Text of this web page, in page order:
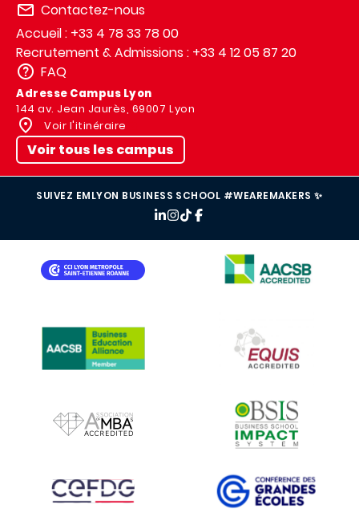
Contactez-nous
Accueil : +33 4 78 33 78 00
Recrutement & Admissions : +33 4 12 05 87 20
FAQ
Adresse Campus Lyon
144 av. Jean Jaurès, 69007 Lyon
Voir l'itinéraire
Voir tous les campus
SUIVEZ EMLYON BUSINESS SCHOOL #WEAREMAKERS ✨
IMAGE
IMAGE
IMAGE
IMAGE